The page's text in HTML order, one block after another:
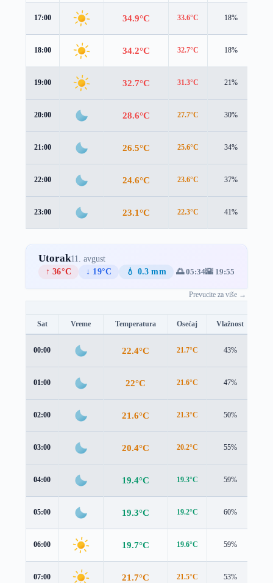
17:00 34.9°C 33.6°C 18%
18:00 34.2°C 32.7°C 18%
19:00 32.7°C 31.3°C 21%
20:00 28.6°C 27.7°C 30%
21:00 26.5°C 25.6°C 34%
22:00 24.6°C 23.6°C 37%
23:00 23.1°C 22.3°C 41%
Utorak11. avgust
↑ 36°C
↓ 19°C 💧 0.3 mm 🌅 05:34🌇 19:55
Prevucite za više →
Sat Vreme Temperatura Osećaj Vlažnost
00:00 22.4°C 21.7°C 43%
01:00 22°C 21.6°C 47%
02:00 21.6°C 21.3°C 50%
03:00 20.4°C 20.2°C 55%
04:00 19.4°C 19.3°C 59%
05:00 19.3°C 19.2°C 60%
06:00 19.7°C 19.6°C 59%
07:00 21.7°C 21.5°C 53%